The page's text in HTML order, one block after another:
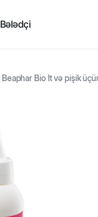
Bələdçi
Beaphar Bio İt və pişik